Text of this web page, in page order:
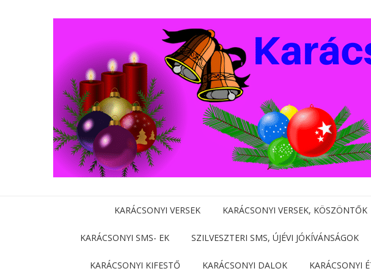
KARÁCSONYI VERSEK KARÁCSONYI VERSEK, KÖSZÖNTŐK
KARÁCSONYI SMS- EK SZILVESZTERI SMS, ÚJÉVI JÓKÍVÁNSÁGOK
KARÁCSONYI KIFESTŐ KARÁCSONYI DALOK KARÁCSONYI